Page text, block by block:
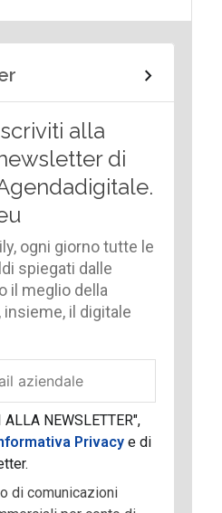
alla
di
ogni giorno tutte le
spiegati dalle
il meglio della
il digitale
NEWSLETTER",
Privacye di
di comunicazioni